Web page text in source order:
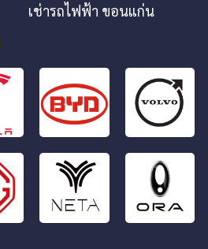
เช่ารถไฟฟ้า ขอนแก่น